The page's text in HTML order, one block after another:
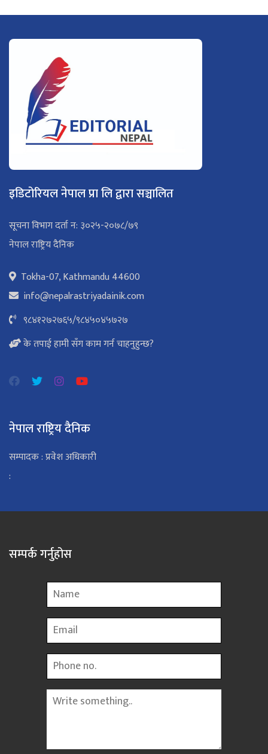
इडिटोरियल नेपाल प्रा लि द्वारा सञ्चालित
सूचना विभाग दर्ता न: ३०२५-२०७८/७९
नेपाल राष्ट्रिय दैनिक
Tokha-07, Kathmandu 44600
info@nepalrastriyadainik.com
९८४१२७२७६५/९८४५०४५७२७
के तपाई हामी सँग काम गर्न चाहनुहुन्छ?
नेपाल राष्ट्रिय दैनिक
सम्पादक : प्रवेश अधिकारी
:
सम्पर्क गर्नुहोस
Name
Email
Phone
Message